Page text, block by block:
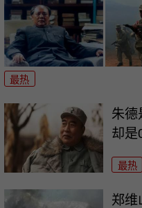
最热
朱德
却是
最热
郑维